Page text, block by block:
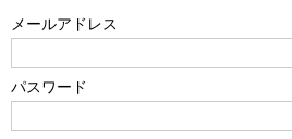
メールアドレス
パスワード